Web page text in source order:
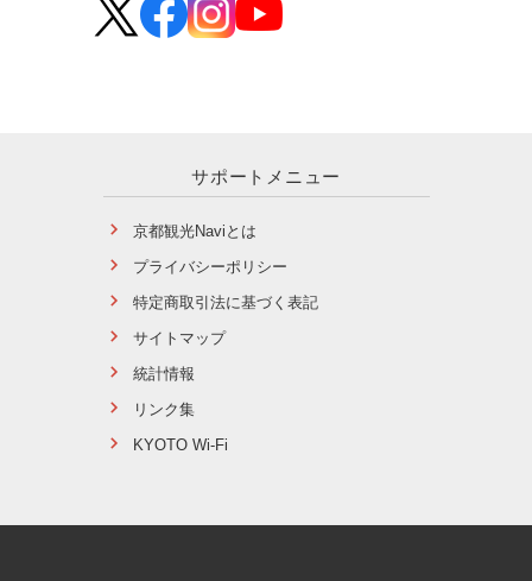
サポートメニュー
京都観光Naviとは
プライバシーポリシー
特定商取引法に基づく表記
サイトマップ
統計情報
リンク集
KYOTO Wi-Fi